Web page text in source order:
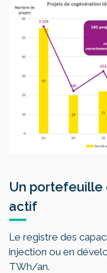
Un portefeuille
actif
Le registre des
injection ou en
TWh/an.